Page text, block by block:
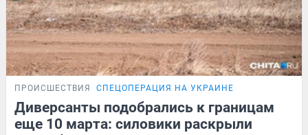
ПРОИСШЕСТВИЯ СПЕЦОПЕРАЦИЯ НА УКРАИНЕ
Диверсанты подобрались к границам
еще 10 марта: силовики раскрыли